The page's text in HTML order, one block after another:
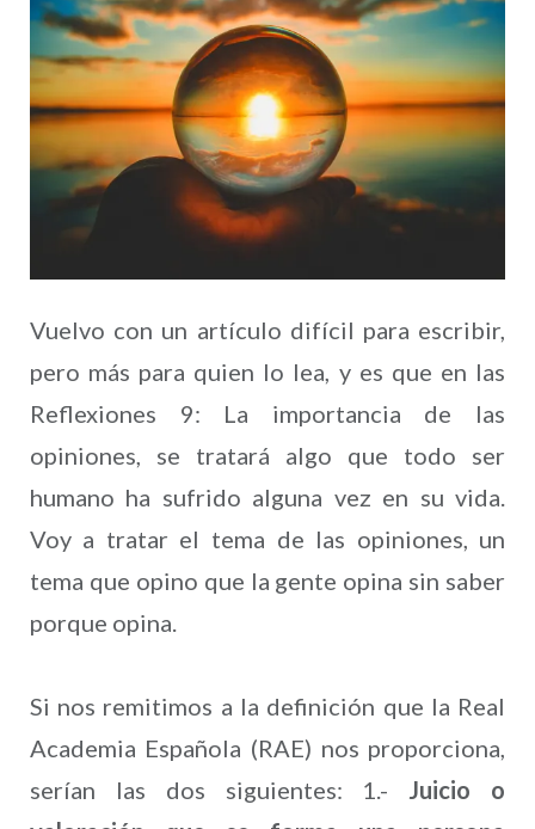
Vuelvo con un artículo difícil para escribir,
pero más para quien lo lea, y es que en las
Reflexiones 9: La importancia de las
opiniones, se tratará algo que todo ser
humano ha sufrido alguna vez en su vida.
Voy a tratar el tema de las opiniones, un
tema que opino que la gente opina sin saber
porque opina.
Si nos remitimos a la definición que la Real
Academia Española (RAE) nos proporciona,
serían las dos siguientes: 1.- Juicio o